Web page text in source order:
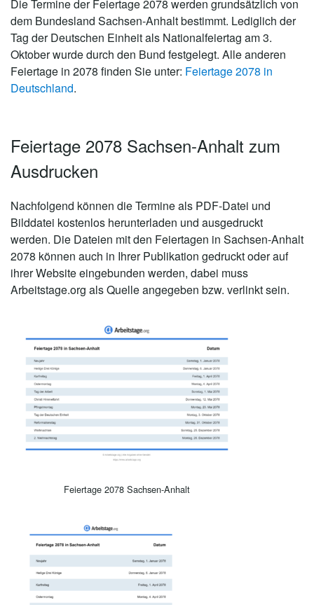
Die Termine der Feiertage 2078 werden grundsätzlich von
dem Bundesland Sachsen-Anhalt bestimmt. Lediglich der
Tag der Deutschen Einheit als Nationalfeiertag am 3.
Oktober wurde durch den Bund festgelegt. Alle anderen
Feiertage in 2078 finden Sie unter: Feiertage 2078 in
Deutschland.
Feiertage 2078 Sachsen-Anhalt zum
Ausdrucken
Nachfolgend können die Termine als PDF-Datei und
Bilddatei kostenlos herunterladen und ausgedruckt
werden. Die Dateien mit den Feiertagen in Sachsen-Anhalt
2078 können auch in Ihrer Publikation gedruckt oder auf
ihrer Website eingebunden werden, dabei muss
Arbeitstage.org als Quelle angegeben bzw. verlinkt sein.
Feiertage 2078 Sachsen-Anhalt